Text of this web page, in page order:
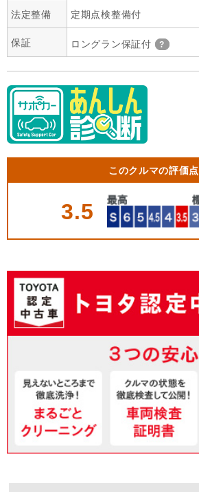
法定整備 定期点検整備付
保証 ロングラン保証付
このクルマの評価点
3.5